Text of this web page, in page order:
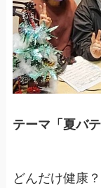
テーマ「夏バテ
どんだけ健康